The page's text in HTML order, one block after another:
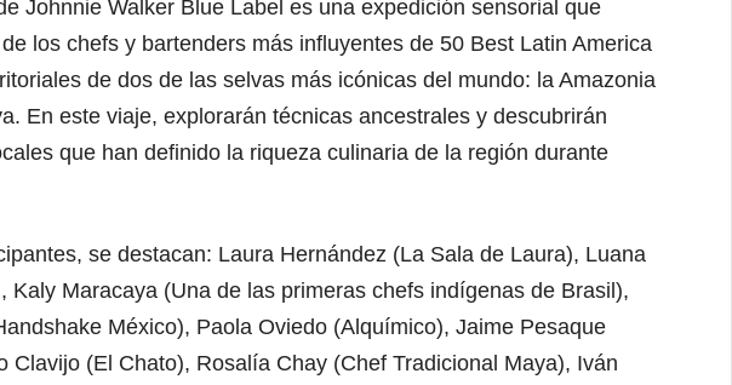
Johnnie Walker Blue Label es una expedición sensorial que
los chefs y bartenders más influyentes de 50 Best Latin America
de dos de las selvas más icónicas del mundo: la Amazonia
En este viaje, explorarán técnicas ancestrales y descubrirán
que han definido la riqueza culinaria de la región durante
se destacan: Laura Hernández (La Sala de Laura), Luana
Kaly Maracaya (Una de las primeras chefs indígenas de Brasil),
México), Paola Oviedo (Alquímico), Jaime Pesaque
Clavijo (El Chato), Rosalía Chay (Chef Tradicional Maya), Iván